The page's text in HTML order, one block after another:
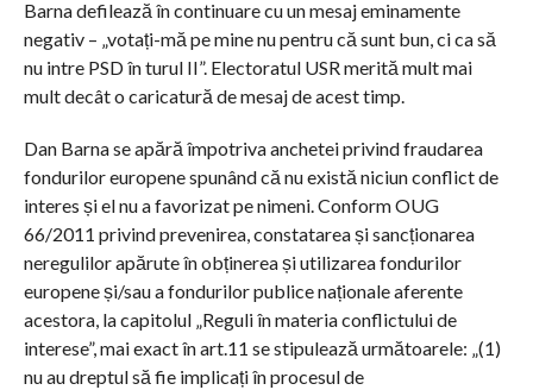
Barna defilează în continuare cu un mesaj eminamente
negativ – „votați-mă pe mine nu pentru că sunt bun, ci ca să
nu intre PSD în turul II”. Electoratul USR merită mult mai
mult decât o caricatură de mesaj de acest timp.
Dan Barna se apără împotriva anchetei privind fraudarea
fondurilor europene spunând că nu există niciun conflict de
interes și el nu a favorizat pe nimeni. Conform OUG
66/2011 privind prevenirea, constatarea și sancționarea
neregulilor apărute în obținerea și utilizarea fondurilor
europene și/sau a fondurilor publice naționale aferente
acestora, la capitolul „Reguli în materia conflictului de
interese”, mai exact în art.11 se stipulează următoarele: „(1)
nu au dreptul să fie implicați în procesul de